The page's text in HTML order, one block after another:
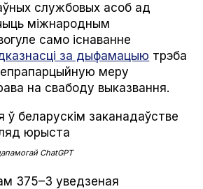
службовых асоб ад
міжнародным
само існаванне
за дыфамацыю трэба
меру
на свабоду выказвання.
Chat­G­PT
375–3 уведзеная